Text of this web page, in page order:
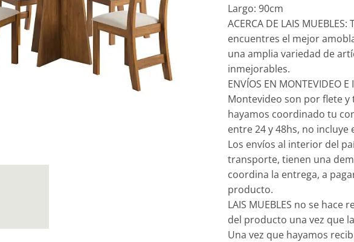
Largo: 90cm
ACERCA DE LAIS
encuentres el mejor
una amplia variedad de
inmejorables.
ENVÍOS EN MONTEVIDEO
Montevideo son por flete y
hayamos coordinado tu
entre 24 y 48hs, no
Los envíos al interior del
transporte, tienen una
coordina la entrega, a
producto.
LAIS MUEBLES no se
del producto una vez que
Una vez que hayamos